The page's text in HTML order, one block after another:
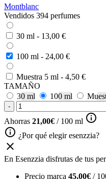
Montblanc
Vendidos 394 perfumes
30 ml - 13,00 €
100 ml - 24,00 €
Muestra 5 ml - 4,50 €
TAMAÑO
30 ml
100 ml
-
Ahorras 21,00€ / 100 ml info_outline
info_outline ¿Por qué elegir esenzzia?
close
En Esenzzia disfrutas de tus
Precio marca 45,00€ /